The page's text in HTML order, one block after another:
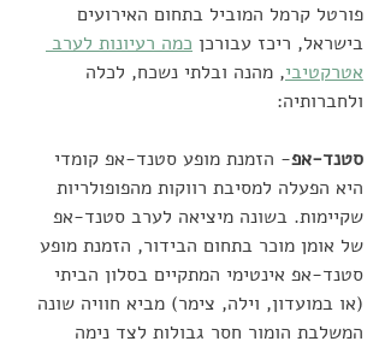
פורטל קרמל המוביל בתחום האירועים
בישראל, ריכז עבורכן כמה רעיונות לערב
אטרקטיבי, מהנה ובלתי נשכח, לכלה
ולחברותיה:
סטנד-אפ- הזמנת מופע סטנד-אפ קומדי
היא הפעלה למסיבת רווקות מהפופולריות
שקיימות. בשונה מיציאה לערב סטנד-אפ
של אומן מוכר בתחום הבידור, הזמנת מופע
סטנד-אפ אינטימי המתקיים בסלון הביתי
(או במועדון, וילה, צימר) מביא חוויה שונה
המשלבת הומור חסר גבולות לצד נימה